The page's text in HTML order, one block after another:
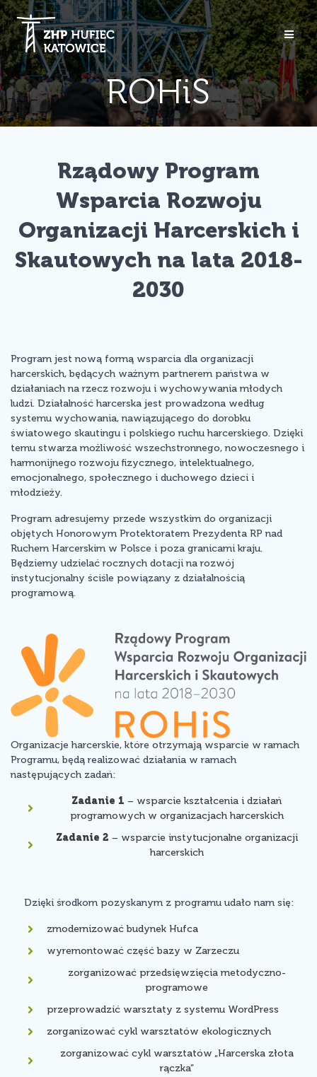
Przejdź
do
treści
ROHiS
Rządowy Program
Wsparcia Rozwoju
Organizacji Harcerskich i
Skautowych na lata 2018-
2030
Program jest nową formą wsparcia dla organizacji
harcerskich, będących ważnym partnerem państwa w
działaniach na rzecz rozwoju i wychowywania młodych
ludzi. Działalność harcerska jest prowadzona według
systemu wychowania, nawiązującego do dorobku
światowego skautingu i polskiego ruchu harcerskiego. Dzięki
temu stwarza możliwość wszechstronnego, nowoczesnego i
harmonijnego rozwoju fizycznego, intelektualnego,
emocjonalnego, społecznego i duchowego dzieci i
młodzieży.
Program adresujemy przede wszystkim do organizacji
objętych Honorowym Protektoratem Prezydenta RP nad
Ruchem Harcerskim w Polsce i poza granicami kraju.
Będziemy udzielać rocznych dotacji na rozwój
instytucjonalny ściśle powiązany z działalnością
programową.
Organizacje harcerskie, które otrzymają wsparcie w ramach
Programu, będą realizować działania w ramach
następujących zadań:
Zadanie 1 – wsparcie kształcenia i działań
programowych w organizacjach harcerskich
Zadanie 2 – wsparcie instytucjonalne organizacji
harcerskich
Dzięki środkom pozyskanym z programu udało nam się:
zmodernizować budynek Hufca
wyremontować część bazy w Zarzeczu
zorganizować przedsięwzięcia metodyczno-
programowe
przeprowadzić warsztaty z systemu WordPress
zorganizować cykl warsztatów ekologicznych
zorganizować cykl warsztatów „Harcerska złota
rączka”